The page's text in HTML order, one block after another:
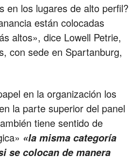
en los lugares de alto perfil?
están colocadas
altos», dice Lowell Petrie,
con sede en Spartanburg,
en la organización los
la parte superior del panel
tiene sentido de
«la misma categoría
se colocan de manera